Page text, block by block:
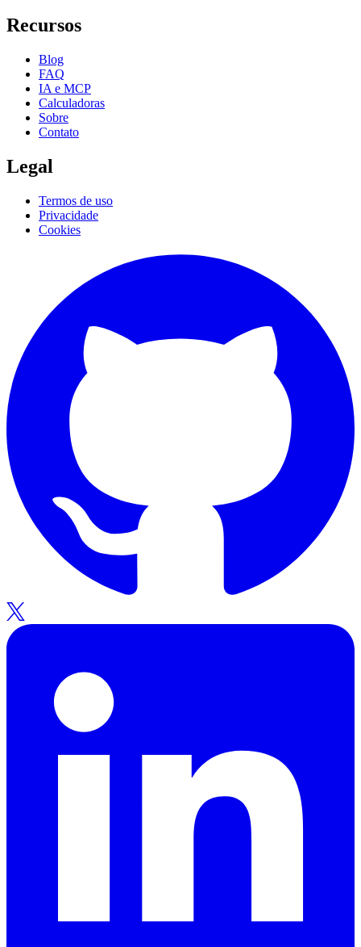
Recursos
Blog
FAQ
IA e MCP
Calculadoras
Sobre
Contato
Legal
Termos de uso
Privacidade
Cookies